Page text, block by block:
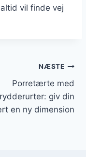
vil finde vej
NÆSTE
Porretærte med
giv din
en ny dimension